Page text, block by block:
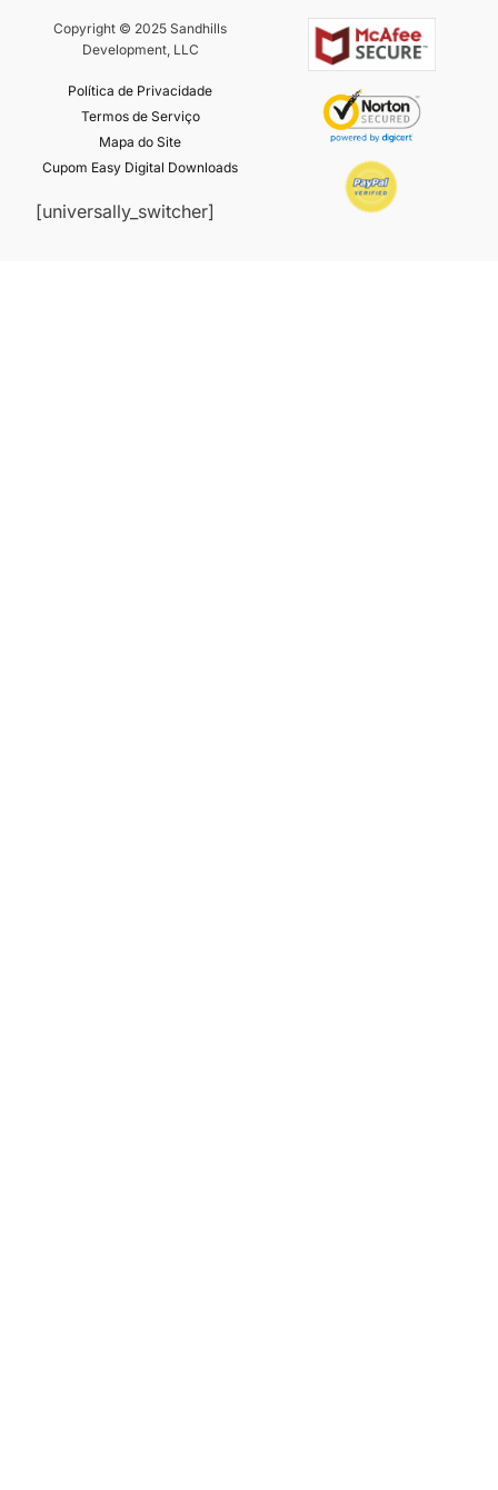
Copyright © 2025 Sandhills
Development, LLC
Política de Privacidade
Termos de Serviço
Mapa do Site
Cupom Easy Digital Downloads
[universally_switcher]